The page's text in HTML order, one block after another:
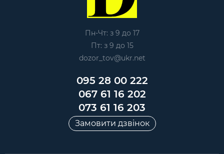
Пн-Чт: з 9 до 17
Пт: з 9 до 15
dozor_tov@ukr.net
095 28 00 222
067 61 16 202
073 61 16 203
Замовити дзвінок